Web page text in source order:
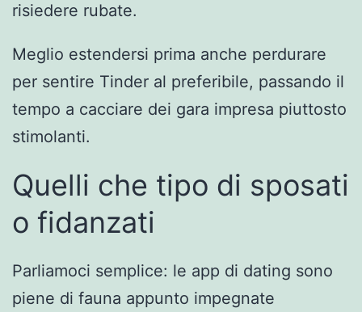
risiedere rubate.
Meglio estendersi prima anche perdurare
per sentire Tinder al preferibile, passando il
tempo a cacciare dei gara impresa piuttosto
stimolanti.
Quelli che tipo di sposati
o fidanzati
Parliamoci semplice: le app di dating sono
piene di fauna appunto impegnate